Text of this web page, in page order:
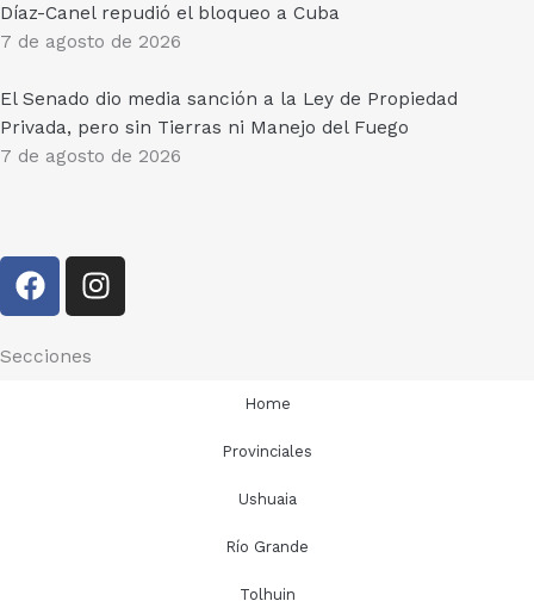
Díaz-Canel repudió el bloqueo a Cuba
7 de agosto de 2026
El Senado dio media sanción a la Ley de Propiedad
Privada, pero sin Tierras ni Manejo del Fuego
7 de agosto de 2026
F
a
e
I
n
Secciones
Home
Provinciales
Ushuaia
Río Grande
Tolhuin